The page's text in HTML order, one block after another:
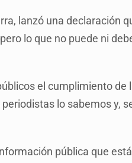
lanzó una declaración
lo que no puede ni
el cumplimiento de
lo sabemos y,
pública que